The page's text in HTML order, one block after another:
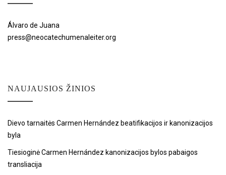
Álvaro de Juana
press@neocatechumenaleiter.org
NAUJAUSIOS ŽINIOS
Dievo tarnaitės Carmen Hernández beatifikacijos ir kanonizacijos
byla
Tiesioginė Carmen Hernández kanonizacijos bylos pabaigos
transliacija